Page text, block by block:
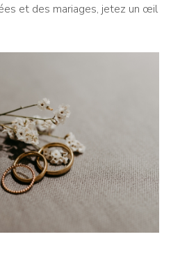
et des mariages, jetez un œil